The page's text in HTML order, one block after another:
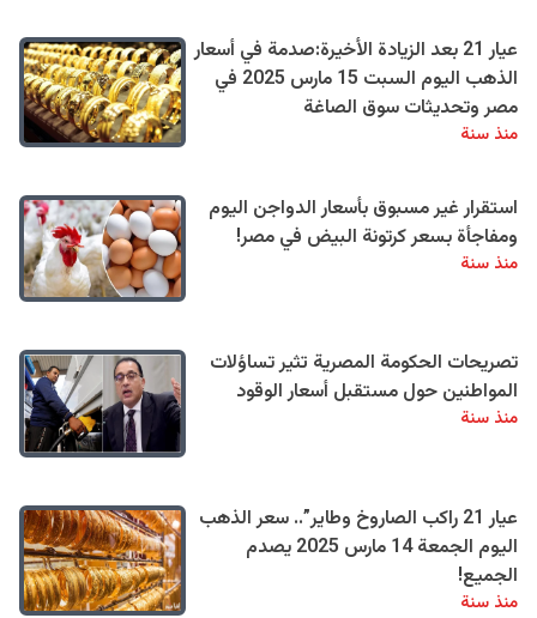
عيار 21 بعد الزيادة الأخيرة:صدمة في أسعار
الذهب اليوم السبت 15 مارس 2025 في
مصر وتحديثات سوق الصاغة
منذ سنة
استقرار غير مسبوق بأسعار الدواجن اليوم
ومفاجأة بسعر كرتونة البيض في مصر!
منذ سنة
تصريحات الحكومة المصرية تثير تساؤلات
المواطنين حول مستقبل أسعار الوقود
منذ سنة
عيار 21 راكب الصاروخ وطاير”.. سعر الذهب
اليوم الجمعة 14 مارس 2025 يصدم
الجميع!
منذ سنة